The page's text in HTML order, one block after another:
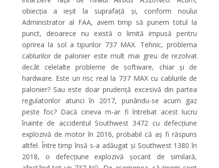
obiecția a ieșit la suprafață și, conform noului
Administrator al FAA, avem timp să punem totul la
punct, deoarece nu există o limită impusă pentru
oprirea la sol a tipurilor 737 MAX. Tehnic, problema
cablurilor de palonier este mult mai greu de rezolvat
decât celelalte probleme de software, chiar și de
hardware. Este un risc real la 737 MAX cu cablurile de
palonier? Sau este doar prudență excesivă din partea
regulatorilor atunci în 2017, punându-se acum gaz
peste foc? Dacă cineva m-ar fi întrebat acest lucru
înainte de accidentul Southwest 3472 cu defecțiune
explozivă de motor în 2016, probabil că aș fi răspuns
altfel. Între timp însă s-a adăugat și Southwest 1380 în
2018, o defecțiune explozivă șocant de similară,